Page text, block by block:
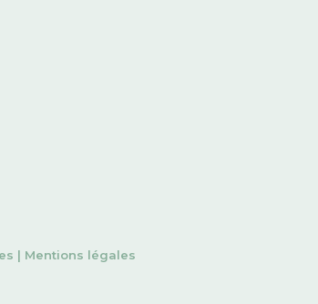
| Mentions légales